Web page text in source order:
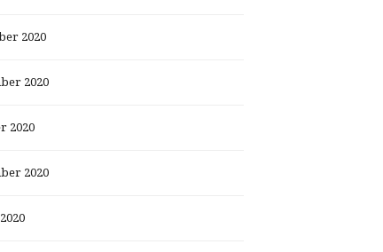
2020
2020
2020
2020